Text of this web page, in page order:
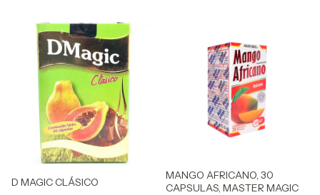
D MAGIC CLÁSICO
MANGO AFRICANO, 30
CAPSULAS, MASTER MAGIC